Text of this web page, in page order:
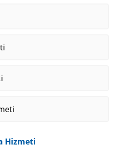
Hizmeti